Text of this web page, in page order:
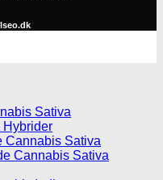
Sativa
Hybrider
Cannabis Sativa
Cannabis Sativa